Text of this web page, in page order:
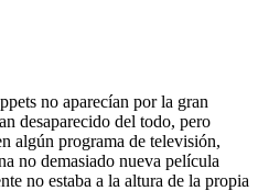
no aparecían por la gran
desaparecido del todo, pero
algún programa de televisión,
no demasiado nueva película
no estaba a la altura de la propia